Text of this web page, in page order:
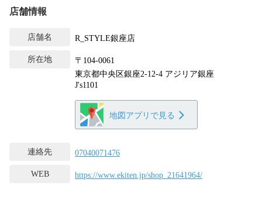
店舗情報
店舗名 R_STYLE銀座店
所在地
〒104-0061
東京都中央区銀座2-12-4 アジリア銀座
J's1101
地図アプリで見る
連絡先 07040071476
WEB https://www.ekiten.jp/shop_21641964/